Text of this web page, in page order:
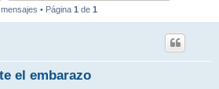
• Página 1 de 1
el embarazo